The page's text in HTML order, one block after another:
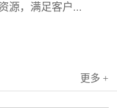
源，满足客户...
更多 +